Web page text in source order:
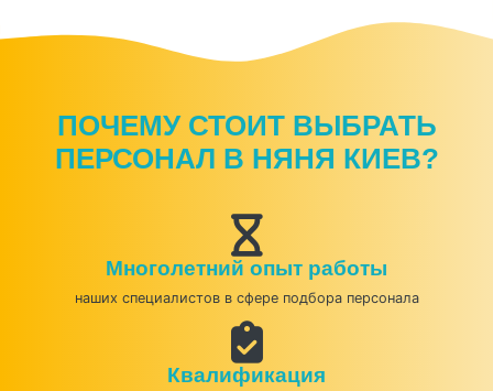
ПОЧЕМУ СТОИТ ВЫБРАТЬ
ПЕРСОНАЛ В НЯНЯ КИЕВ?
Многолетний опыт работы
наших специалистов в сфере подбора персонала
Квалификация